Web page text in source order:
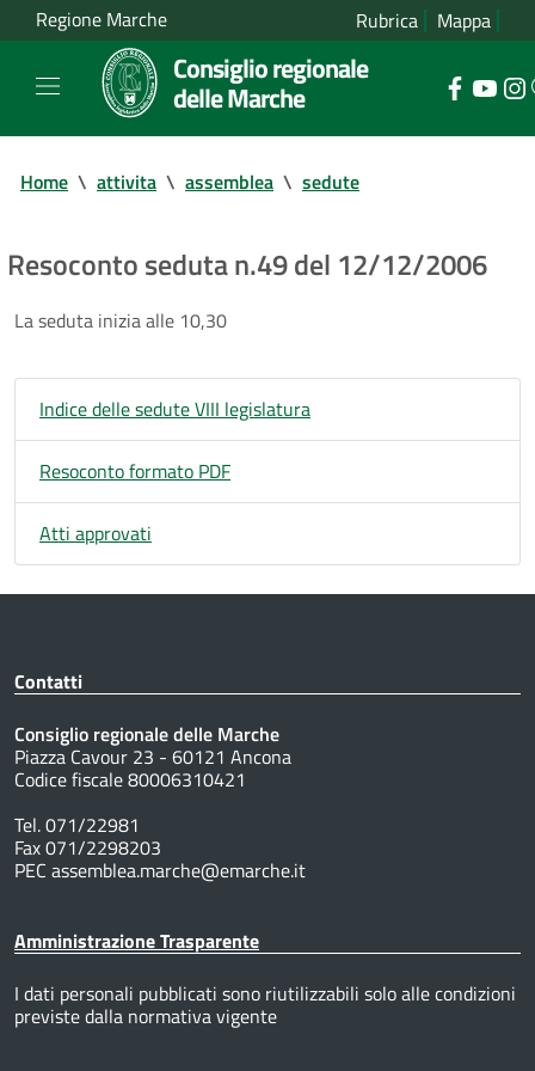
Regione Marche Rubrica Mappa
Consiglio regionale
delle Marche
Home \ attivita \ assemblea \ sedute
Resoconto seduta n.49 del 12/12/2006
La seduta inizia alle 10,30
Indice delle sedute VIII legislatura
Resoconto formato PDF
Atti approvati
Contatti
Consiglio regionale delle Marche
Piazza Cavour 23 - 60121 Ancona
Codice fiscale 80006310421
Tel. 071/22981
Fax 071/2298203
PEC assemblea.marche@emarche.it
Amministrazione Trasparente
I dati personali pubblicati sono riutilizzabili solo alle condizioni
previste dalla normativa vigente